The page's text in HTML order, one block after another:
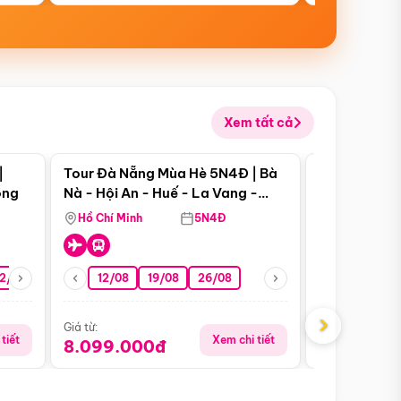
Xem tất cả
08 26/08 05/09 09/09 12/09
tiết
Điểm nổi bật
Tour Đà Nẵng Mùa Hè 5N4Đ | Bà
Nà - Hội An - Huế - La Vang -
Động Thiên Đường
Hồ Chí Minh 5N4Đ
12/08 19/08 26/08
Giá từ:
8.099.000đ Xem chi tiết
Giá từ:
›